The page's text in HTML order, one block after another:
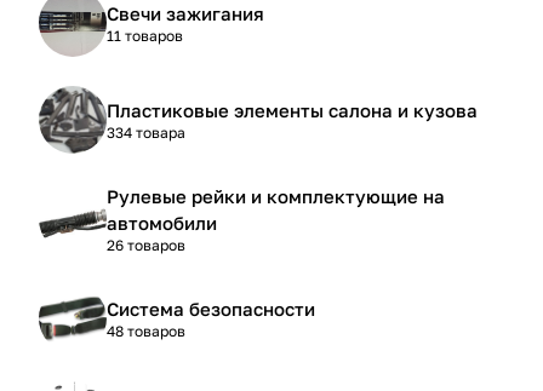
Свечи зажигания
11 товаров
Пластиковые элементы салона и кузова
334 товара
Рулевые рейки и комплектующие на
автомобили
26 товаров
Система безопасности
48 товаров